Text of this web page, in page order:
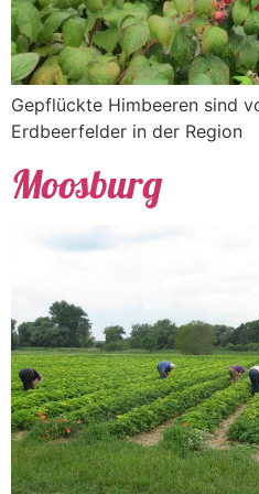
Gepflückte Himbeeren sind
Erdbeerfelder in der Region
Moosburg